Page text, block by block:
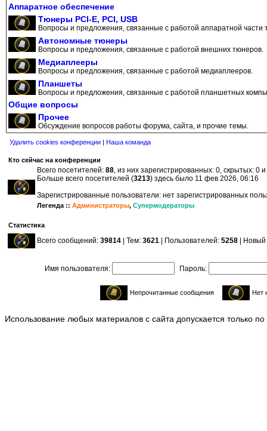
Аппаратное обеспечение
Тюнеры PCI-E, PCI, USB
Вопросы и предложения, связанные с работой аппаратной части
Автономные тюнеры
Вопросы и предложения, связанные с работой внешних тюнеров.
Медиаплееры
Вопросы и предложения, связанные с работой медиаплееров.
Планшеты
Вопросы и предложения, связанные с работой планшетных
Общие вопросы
Прочее
Обсуждение вопросов работы форума, сайта, и прочие темы.
Удалить cookies конференции | Наша команда
Кто сейчас на конференции
Всего посетителей: 88, из них зарегистрированных: 0, скрытых: 0
Больше всего посетителей (3213) здесь было 11 фев 2026, 06:16
Зарегистрированные пользователи: нет зарегистрированных
Легенда :: Администраторы, Супермодераторы
Статистика
Всего сообщений: 39814 | Тем: 3621 | Пользователей: 5258 |
Имя пользователя: Пароль:
Непрочитанные сообщения Нет
Использование любых материалов с сайта допускается только